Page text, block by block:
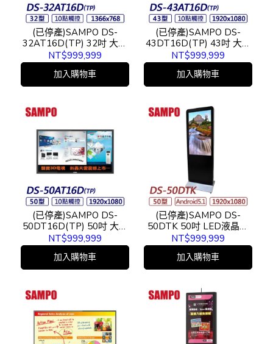
(已停產)SAMPO DS-
32AT16D(TP) 32吋 大型
觸控顯示器
NT$999,999
加入購物車
(已停產)SAMPO DS-
43DT16D(TP) 43吋 大型
觸控顯示器
NT$999,999
加入購物車
(已停產)SAMPO DS-
50DT16D(TP) 50吋 大型
觸控顯示器
NT$999,999
加入購物車
(已停產)SAMPO DS-
50DTK 50吋 LED液晶顯
示器
NT$999,999
加入購物車